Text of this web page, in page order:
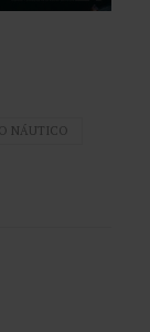
NÁUTICO